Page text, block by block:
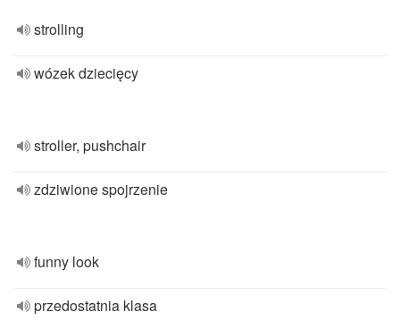
strolling
wózek dziecięcy
stroller, pushchair
zdziwione spojrzenie
funny look
przedostatnia klasa